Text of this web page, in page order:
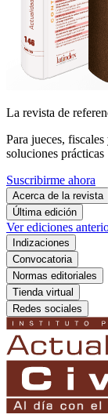
La revista de
Para jueces,
soluciones prácticas
Suscribirme ahora
Acerca de la revista
Última edición
Ver ediciones
Indizaciones
Convocatoria
Normas editoriales
Tienda virtual
Redes sociales